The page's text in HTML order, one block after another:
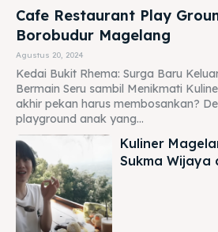
Cafe Restaurant Play
Borobudur Magelang
Agustus 20, 2024
Kedai Bukit Rhema: Surga Baru
Bermain Seru sambil Menikmati
akhir pekan harus membosankan?
playground anak yang...
Kuliner
Sukma Wijaya